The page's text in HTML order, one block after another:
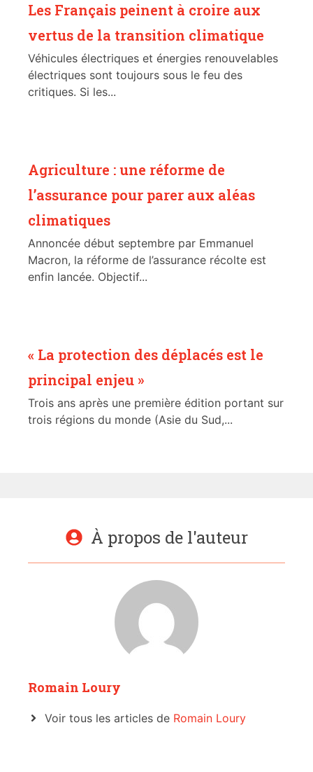
Les Français peinent à croire aux
vertus de la transition climatique
Véhicules électriques et énergies renouvelables
électriques sont toujours sous le feu des
critiques. Si les...
Agriculture : une réforme de
l’assurance pour parer aux aléas
climatiques
Annoncée début septembre par Emmanuel
Macron, la réforme de l’assurance récolte est
enfin lancée. Objectif...
« La protection des déplacés est le
principal enjeu »
Trois ans après une première édition portant sur
trois régions du monde (Asie du Sud,...
À propos de l'auteur
Romain Loury
Voir tous les articles de Romain Loury